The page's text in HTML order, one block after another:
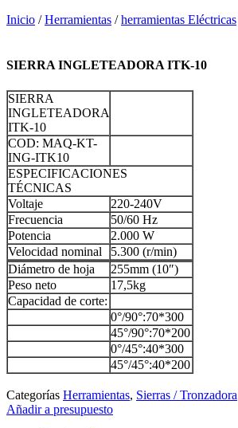
Inicio /Herramientas /herramientas Eléctricas
SIERRA INGLETEADORA ITK-10
SIERRA
INGLETEADORA
ITK-10
COD: MAQ-KT-
ING-ITK10
ESPECIFICACIONES
TÉCNICAS
Voltaje
220-240V
Frecuencia
50/60 Hz
Potencia
2.000 W
Velocidad nominal
5.300 (r/min)
Diámetro de hoja
255mm (10″)
Peso neto
17,5kg
Capacidad de corte:
0°/90°:70*300
45°/90°:70*200
0°/45°:40*300
45°/45°:40*200
Categorías Herramientas, Sierras / Tronzadora
Añadir a presupuesto